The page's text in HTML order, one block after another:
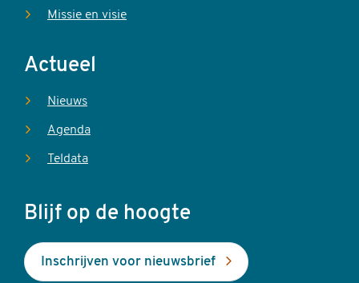
Missie en visie
Actueel
Nieuws
Agenda
Teldata
Blijf op de hoogte
Inschrijven voor nieuwsbrief